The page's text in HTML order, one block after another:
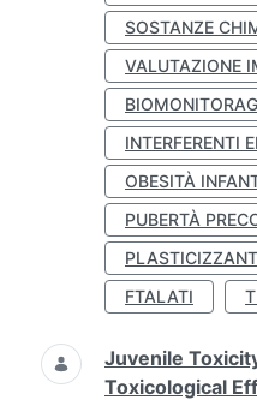
SOSTANZE
VALUTAZIONE
INTERFERENTI
OBESITÀ
PUBERTÀ
FTALATI
Juvenile
Toxicological